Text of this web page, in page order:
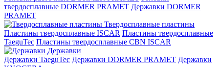
твердосплавные DORMER PRAMET Державки DORMER
PRAMET
Твердосплавные пластины
Пластины твердосплавные ISCAR Пластины твердосплавные
TaeguTec Пластины твердосплавные CBN ISCAR
Державки
Державки TaeguTec Державки DORMER PRAMET Державки